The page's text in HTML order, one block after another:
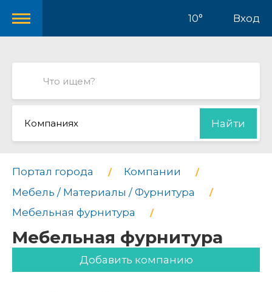
10° Вход
Компаниях Найти
Портал города
Компании
Мебель / Материалы / Фурнитура
Мебельная фурнитура
Мебельная фурнитура
Добавить компанию